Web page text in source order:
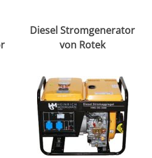
Diesel Stromgenerator
von Rotek